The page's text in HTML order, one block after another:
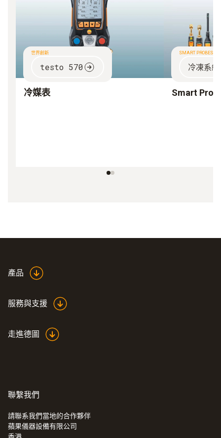
世界創新
testo 570
冷媒表
SMART PROBES
冷凍系統
Smart
產品
服務與支援
走進德圖
聯繫我們
請聯系我們當地的合作夥伴
蘋果儀器設備有限公司